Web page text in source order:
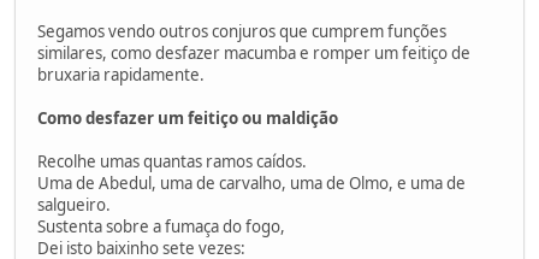
Segamos vendo outros conjuros que cumprem funções
similares, como desfazer macumba e romper um feitiço de
bruxaria rapidamente.
Como desfazer um feitiço ou maldição
Recolhe umas quantas ramos caídos.
Uma de Abedul, uma de carvalho, uma de Olmo, e uma de
salgueiro.
Sustenta sobre a fumaça do fogo,
Dei isto baixinho sete vezes: